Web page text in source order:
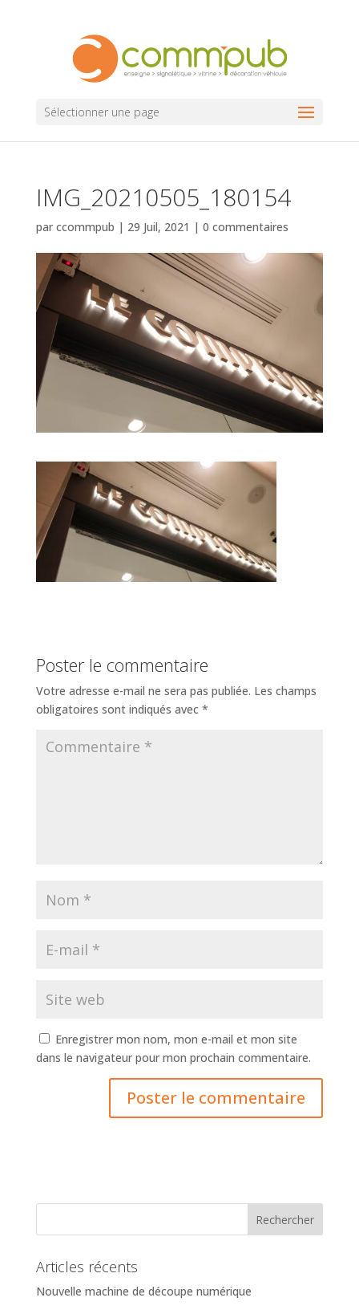
Sélectionner une page
IMG_20210505_180154
par ccommpub | 29 Juil, 2021 | 0 commentaires
Poster le commentaire
Votre adresse e-mail ne sera pas publiée. Les champs
obligatoires sont indiqués avec *
Enregistrer mon nom, mon e-mail et mon site
dans le navigateur pour mon prochain commentaire.
Articles récents
Nouvelle machine de découpe numérique